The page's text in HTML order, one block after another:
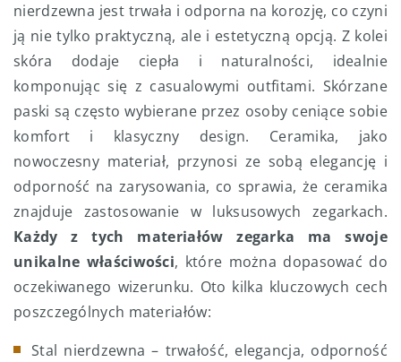
nierdzewna jest trwała i odporna na korozję, co czyni
ją nie tylko praktyczną, ale i estetyczną opcją. Z kolei
skóra dodaje ciepła i naturalności, idealnie
komponując się z casualowymi outfitami. Skórzane
paski są często wybierane przez osoby ceniące sobie
komfort i klasyczny design. Ceramika, jako
nowoczesny materiał, przynosi ze sobą elegancję i
odporność na zarysowania, co sprawia, że ceramika
znajduje zastosowanie w luksusowych zegarkach.
Każdy z tych materiałów zegarka ma swoje
unikalne właściwości, które można dopasować do
oczekiwanego wizerunku. Oto kilka kluczowych cech
poszczególnych materiałów:
Stal nierdzewna – trwałość, elegancja, odporność